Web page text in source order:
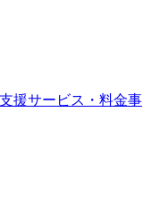
援サービス・料金事